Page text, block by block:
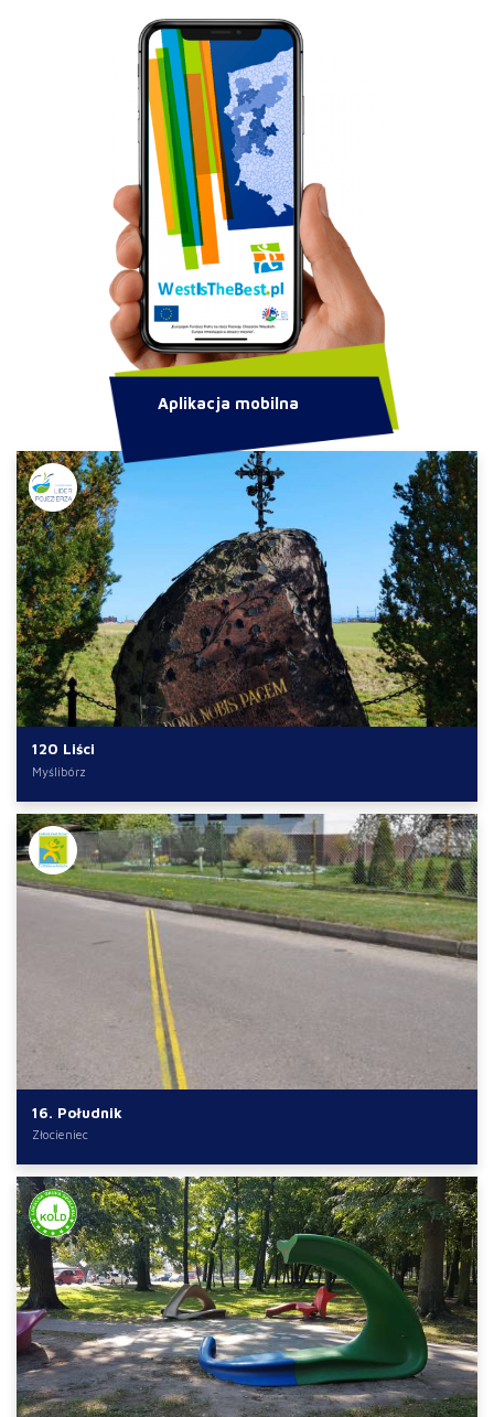
120 Liści
Myślibórz
16. Południk
Złocieniec
Aplikacja mobilna